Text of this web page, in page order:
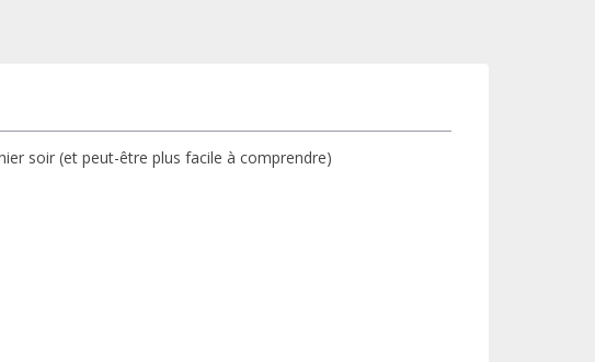
soir (et peut-être plus facile à comprendre)